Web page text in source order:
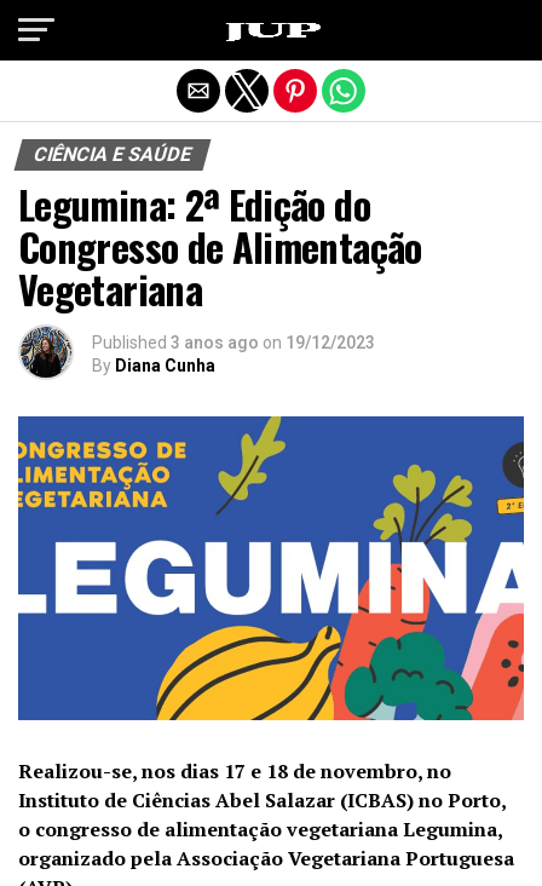
CIÊNCIA E SAÚDE
Legumina: 2ª Edição do
Congresso de Alimentação
Vegetariana
Published 3 anos ago on 19/12/2023
By Diana Cunha
Realizou-se, nos dias 17 e 18 de novembro, no
Instituto de Ciências Abel Salazar (ICBAS) no Porto,
o congresso de alimentação vegetariana Legumina,
organizado pela Associação Vegetariana Portuguesa
Exit mobile version